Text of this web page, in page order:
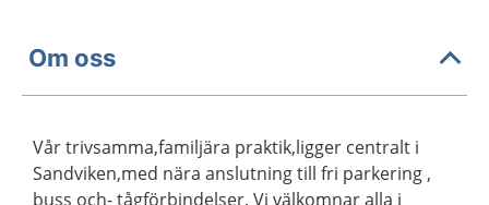
Om oss
Vår trivsamma,familjära praktik,ligger centralt i
Sandviken,med nära anslutning till fri parkering ,
buss och- tågförbindelser. Vi välkomnar alla i